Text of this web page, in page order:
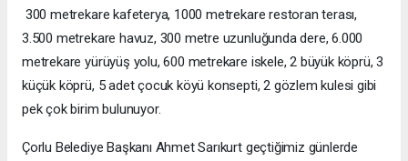
300 metrekare kafeterya, 1000 metrekare restoran terası,
3.500 metrekare havuz, 300 metre uzunluğunda dere, 6.000
metrekare yürüyüş yolu, 600 metrekare iskele, 2 büyük köprü, 3
küçük köprü, 5 adet çocuk köyü konsepti, 2 gözlem kulesi gibi
pek çok birim bulunuyor.
Çorlu Belediye Başkanı Ahmet Sarıkurt geçtiğimiz günlerde